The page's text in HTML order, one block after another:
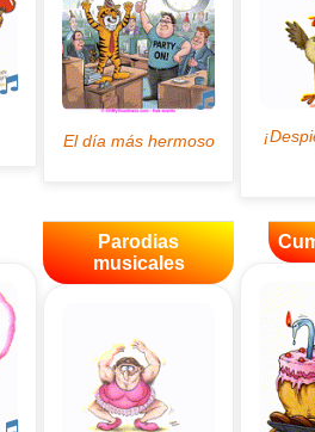
Parodias
musicales